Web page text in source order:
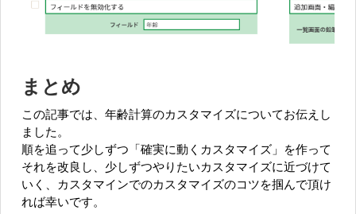
まとめ
この記事では、年齢計算のカスタマイズについてお伝えし
ました。
順を追って少しずつ「確実に動くカスタマイズ」を作って
それを改良し、少しずつやりたいカスタマイズに近づけて
いく、カスタマインでのカスタマイズのコツを掴んで頂け
れば幸いです。